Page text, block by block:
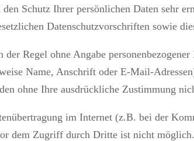
Schutz Ihrer persönlichen Daten sehr
Datenschutzvorschriften sowie
Regel ohne Angabe
Name, Anschrift oder E-Mail-
ohne Ihre ausdrückliche Zustimmung
im Internet (z.B. bei der
dem Zugriff durch Dritte ist nicht möglich.